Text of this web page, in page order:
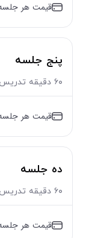
قیمت هر
پنج جلسه
۶۰ دقیقه تدریس آنلاین
قیمت هر
ده جلسه
۶۰ دقیقه تدریس آنلاین
قیمت هر